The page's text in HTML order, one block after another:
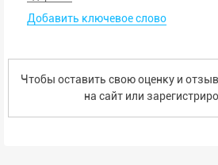
Добавить ключевое слово
Чтобы оставить свою оценку и
на сайт или